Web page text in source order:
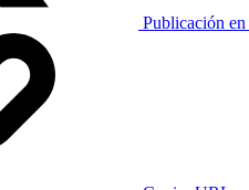
Publicación